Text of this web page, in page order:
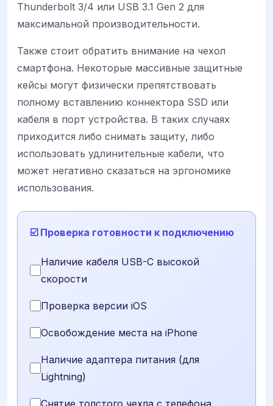
Thunderbolt 3/4 или USB 3.1 Gen 2 для
максимальной производительности.
Также стоит обратить внимание на чехол
смартфона. Некоторые массивные защитные
кейсы могут физически препятствовать
полному вставлению коннектора SSD или
кабеля в порт устройства. В таких случаях
приходится либо снимать защиту, либо
использовать удлинительные кабели, что
может негативно сказаться на эргономике
использования.
☑️ Проверка готовности к подключению
Наличие кабеля USB-C высокой
скорости
Проверка версии iOS
Освобождение места на iPhone
Наличие адаптера питания (для
Lightning)